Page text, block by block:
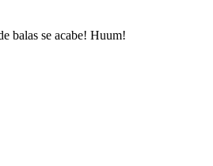
balas se acabe! Huum!